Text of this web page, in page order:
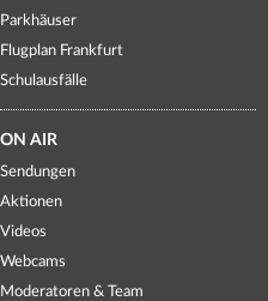
Parkhäuser
Flugplan Frankfurt
Schulausfälle
ON AIR
Sendungen
Aktionen
Videos
Webcams
Moderatoren & Team